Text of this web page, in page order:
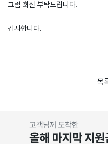
그럼 회신 부탁드립니다.
감사합니다.
목